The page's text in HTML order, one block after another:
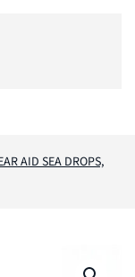
AID SEA DROPS,